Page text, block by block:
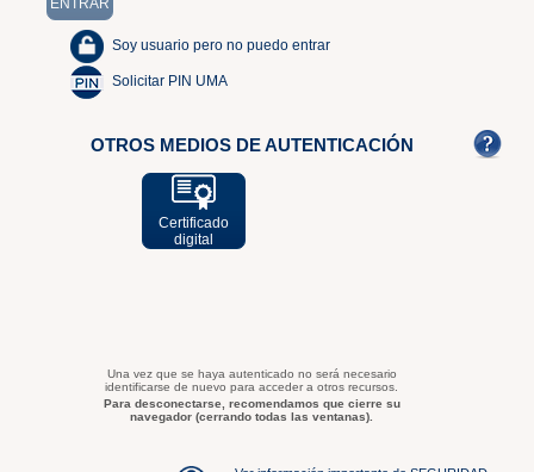
Soy usuario pero no puedo entrar
Solicitar PIN UMA
OTROS MEDIOS DE AUTENTICACIÓN
Certificado
digital
Una vez que se haya autenticado no será necesario
identificarse de nuevo para acceder a otros recursos.
Para desconectarse, recomendamos que cierre su
navegador (cerrando todas las ventanas).